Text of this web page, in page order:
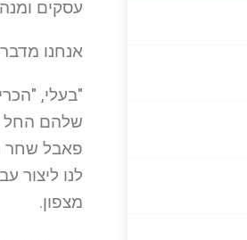
עסקים
אנחנו
"בעלי,
פאבל שחר
מצפון.